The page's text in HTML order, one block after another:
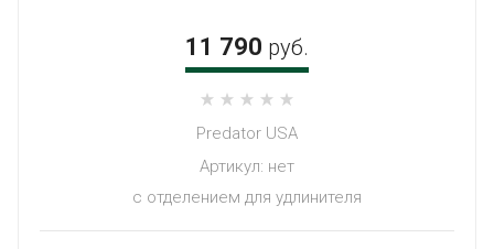
11 790 руб.
Predator USA
Артикул: нет
с отделением для удлинителя